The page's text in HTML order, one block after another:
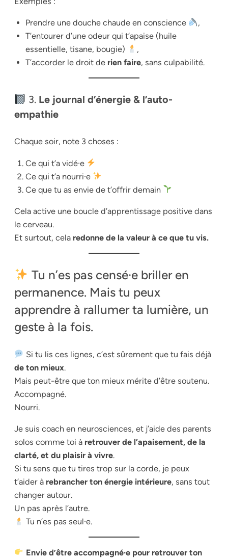
Prendre une douche chaude en conscience
,
T’entourer d’une odeur qui t’apaise (huile
essentielle, tisane, bougie)
,
T’accorder le droit de rien faire, sans culpabilité.
3. Le journal d’énergie & l’auto-
empathie
Chaque soir, note 3 choses :
Ce qui t’a vidé·e
Ce qui t’a nourri·e
Ce que tu as envie de t’offrir demain
Cela active une boucle d’apprentissage positive dans
le cerveau.
Et surtout, cela redonne de la valeur à ce que tu vis.
Tu n’es pas censé·e briller en
permanence. Mais tu peux
apprendre à rallumer ta lumière, un
geste à la fois.
Si tu lis ces lignes, c’est sûrement que tu fais déjà
de ton mieux.
Mais peut-être que ton mieux mérite d’être soutenu.
Accompagné.
Nourri.
Je suis coach en neurosciences, et j’aide des parents
solos comme toi à retrouver de l’apaisement, de la
clarté, et du plaisir à vivre.
Si tu sens que tu tires trop sur la corde, je peux
t’aider à rebrancher ton énergie intérieure, sans tout
changer autour.
Un pas après l’autre.
Tu n’es pas seul·e.
Envie d’être accompagné·e pour retrouver ton